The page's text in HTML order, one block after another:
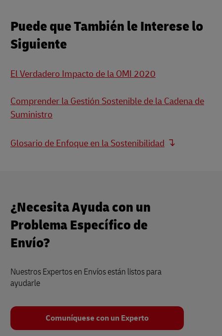
Puede que También le Interese lo
Siguiente
El Verdadero Impacto de la OMI 2020
Comprender la Gestión Sostenible de la Cadena de
Suministro
Glosario de Enfoque en la Sostenibilidad
¿Necesita Ayuda con un
Problema Específico de
Envío?
Nuestros Expertos en Envíos están listos para
ayudarle
Comuníquese con un Experto